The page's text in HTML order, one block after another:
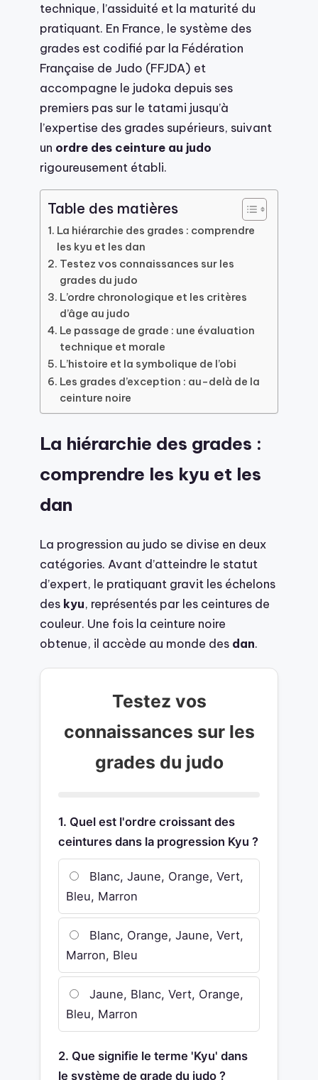
technique, l’assiduité et la maturité du
pratiquant. En France, le système des
grades est codifié par la Fédération
Française de Judo (FFJDA) et
accompagne le judoka depuis ses
premiers pas sur le tatami jusqu’à
l’expertise des grades supérieurs, suivant
un ordre des ceinture au judo
rigoureusement établi.
Table des matières
La hiérarchie des grades : comprendre
les kyu et les dan
Testez vos connaissances sur les
grades du judo
L’ordre chronologique et les critères
d’âge au judo
Le passage de grade : une évaluation
technique et morale
L’histoire et la symbolique de l’obi
Les grades d’exception : au-delà de la
ceinture noire
La hiérarchie des grades :
comprendre les kyu et les
dan
La progression au judo se divise en deux
catégories. Avant d’atteindre le statut
d’expert, le pratiquant gravit les échelons
des kyu, représentés par les ceintures de
couleur. Une fois la ceinture noire
obtenue, il accède au monde des dan.
Testez vos
connaissances sur les
grades du judo
1. Quel est l'ordre croissant des
ceintures dans la progression Kyu ?
Blanc, Jaune, Orange, Vert,
Bleu, Marron
Blanc, Orange, Jaune, Vert,
Marron, Bleu
Jaune, Blanc, Vert, Orange,
Bleu, Marron
2. Que signifie le terme 'Kyu' dans
le système de grade du judo ?